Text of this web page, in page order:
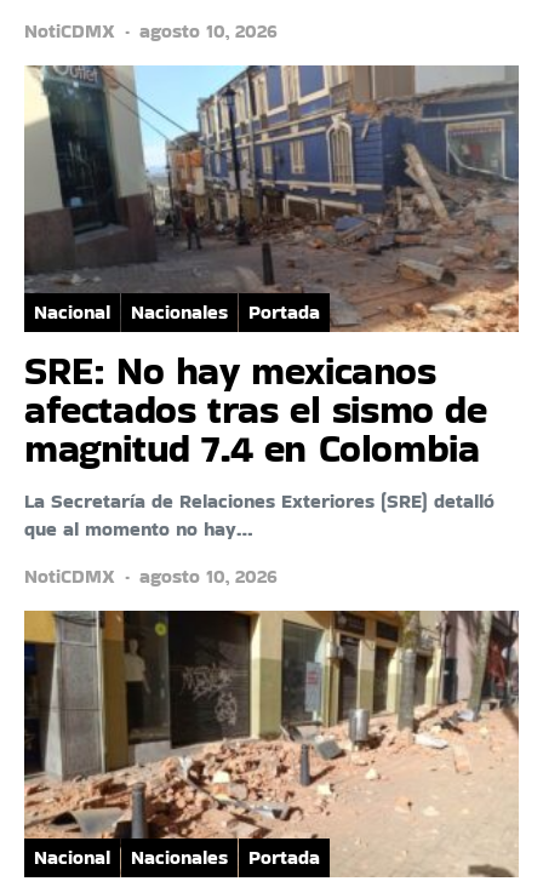
NotiCDMX
agosto 10, 2026
Nacional Nacionales Portada
SRE: No hay mexicanos
afectados tras el sismo de
magnitud 7.4 en Colombia
La Secretaría de Relaciones Exteriores (SRE) detalló
que al momento no hay…
NotiCDMX
agosto 10, 2026
Nacional Nacionales Portada